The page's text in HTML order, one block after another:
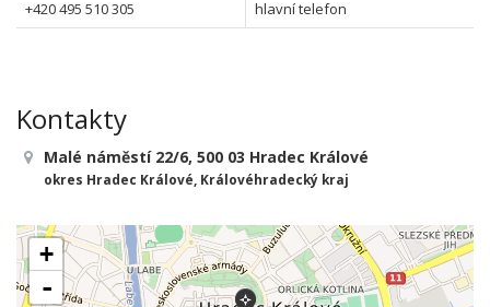
+420 495 510 305 hlavní telefon
Kontakty
Malé náměstí 22/6, 500 03 Hradec Králové
okres Hradec Králové, Královéhradecký kraj
+
-